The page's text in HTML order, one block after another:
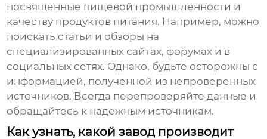
посвященные пищевой промышленности и
качеству продуктов питания. Например, можно
поискать статьи и обзоры на
специализированных сайтах, форумах и в
социальных сетях. Однако, будьте осторожны с
информацией, полученной из непроверенных
источников. Всегда перепроверяйте данные и
обращайтесь к надежным источникам.
Как узнать, какой завод производит